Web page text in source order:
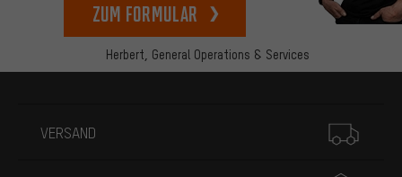
Herbert, General Operations & Services
zum Formular
VERSAND